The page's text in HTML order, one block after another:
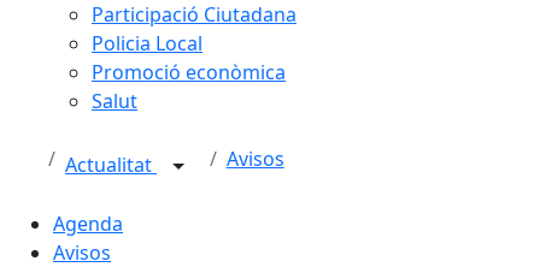
Participació Ciutadana
Policia Local
Promoció econòmica
Salut
Actualitat Avisos
Agenda
Avisos